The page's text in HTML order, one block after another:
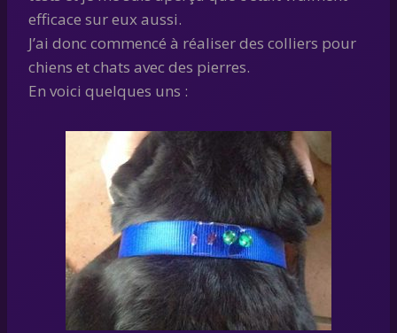
efficace sur eux aussi.
J’ai donc commencé à réaliser des colliers pour
chiens et chats avec des pierres.
En voici quelques uns :